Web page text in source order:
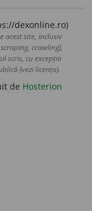
dexonline.ro)
acest site, inclusiv
crawling),
scris, cu excepția
(vezi licența).
de Hosterion